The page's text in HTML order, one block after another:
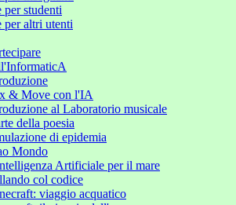
per studenti
per altri utenti
& Move con l'IA
al Laboratorio musicale
della poesia
di epidemia
Mondo
Artificiale per il mare
col codice
viaggio acquatico